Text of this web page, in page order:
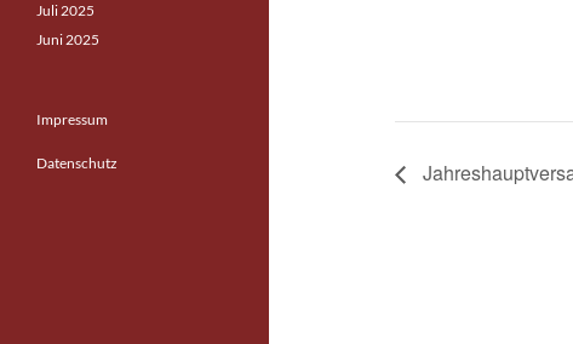
Juli 2025
Juni 2025
Impressum
Datenschutz